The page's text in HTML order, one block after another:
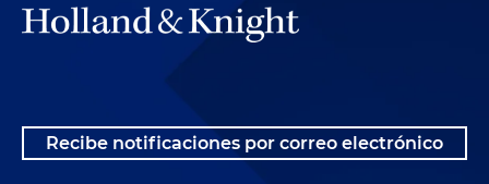
Recibe notificaciones por correo electrónico